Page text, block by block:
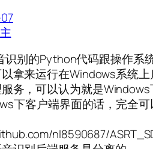
识别的Python代码跟操作系
拿来运行在Windows系统
务，可以认为就是
下客户端界面的话，完全
nl8590687/